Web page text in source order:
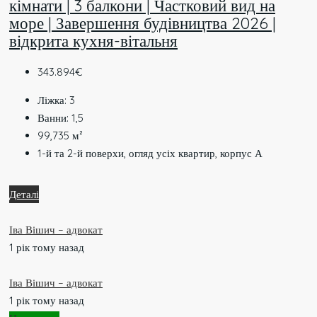
кімнати | 3 балкони | Частковий вид на
море | Завершення будівництва 2026 |
відкрита кухня-вітальня
343.894€
Ліжка: 3
Ванни: 1,5
99,735 м²
1-й та 2-й поверхи, огляд усіх квартир, корпус А
Деталі
Іва Вішич – адвокат
1 рік тому назад
Іва Вішич – адвокат
1 рік тому назад